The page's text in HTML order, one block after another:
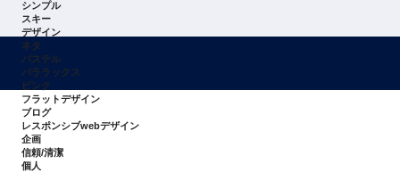
シンプル
スキー
デザイン
ネタ
パステル
パララックス
ピンク
フラットデザイン
ブログ
レスポンシブwebデザイン
企画
信頼/清潔
個人